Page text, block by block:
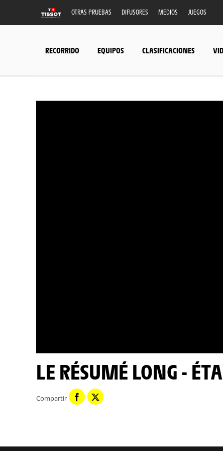
OTRAS PRUEBAS DIFUSORES MEDIOS JUEGOS
RECORRIDO EQUIPOS CLASIFICACIONES
LE RÉSUMÉ LONG -
Compartir